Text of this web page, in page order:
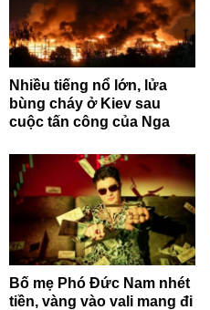
Nhiều tiếng nổ lớn, lửa
bùng cháy ở Kiev sau
cuộc tấn công của Nga
Bố mẹ Phó Đức Nam nhét
tiền, vàng vào vali mang đi